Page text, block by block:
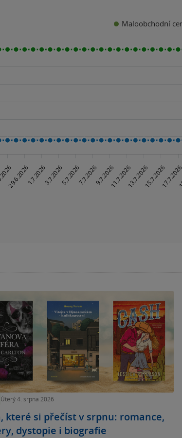
Maloobchodní
Úterý 4. srpna 2026
které si přečíst v srpnu: romance,
dystopie i biografie